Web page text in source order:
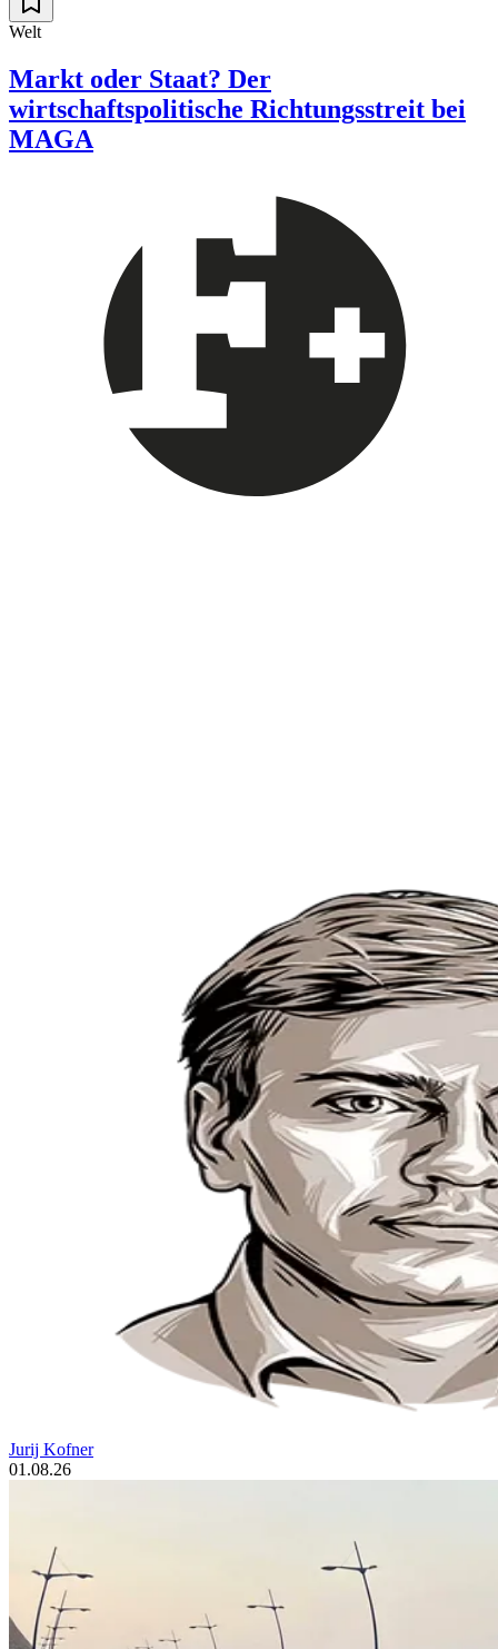
Welt
Markt oder Staat? Der
wirtschaftspolitische Richtungsstreit bei
MAGA
Jurij Kofner
01.08.26